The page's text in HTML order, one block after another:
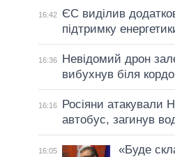
16:42
ЄС виділив
підтримку
16:36
Невідомий дрон
вибухнув біля
16:16
Росіяни атакували
автобус, загинув
16:05
«Буде